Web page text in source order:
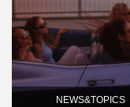
NEWS&TOPICS